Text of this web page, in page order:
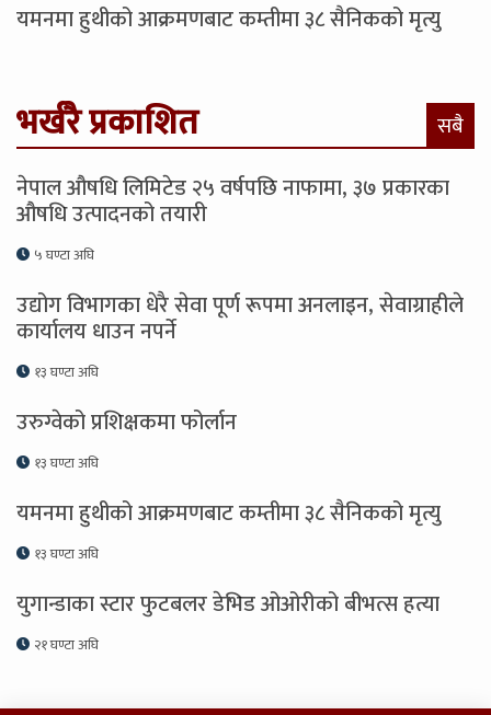
यमनमा हुथीको आक्रमणबाट कम्तीमा ३८ सैनिकको मृत्यु
भर्खरै प्रकाशित सबै
नेपाल औषधि लिमिटेड २५ वर्षपछि नाफामा, ३७ प्रकारका
औषधि उत्पादनको तयारी
५ घण्टा अघि
उद्योग विभागका धेरै सेवा पूर्ण रूपमा अनलाइन, सेवाग्राहीले
कार्यालय धाउन नपर्ने
१३ घण्टा अघि
उरुग्वेको प्रशिक्षकमा फोर्लान
१३ घण्टा अघि
यमनमा हुथीको आक्रमणबाट कम्तीमा ३८ सैनिकको मृत्यु
१३ घण्टा अघि
युगान्डाका स्टार फुटबलर डेभिड ओओरीको बीभत्स हत्या
२१ घण्टा अघि